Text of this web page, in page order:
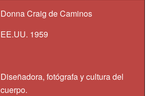
Donna Craig de Caminos
EE.UU. 1959
Diseñadora, fotógrafa y cultura del
cuerpo.